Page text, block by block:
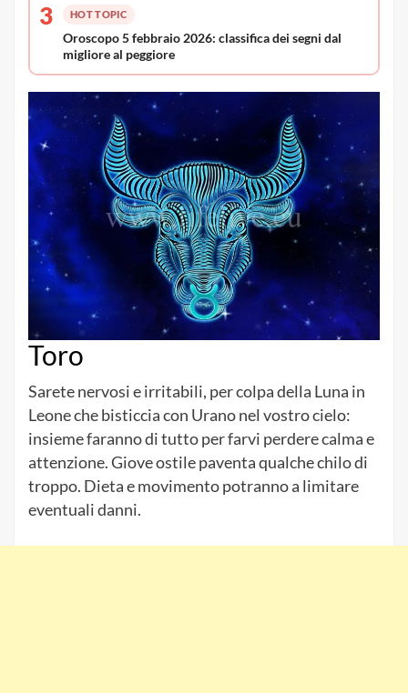
3 HOT TOPIC
Oroscopo 5 febbraio 2026: classifica dei segni dal
migliore al peggiore
Toro
Sarete nervosi e irritabili, per colpa della Luna in
Leone che bisticcia con Urano nel vostro cielo:
insieme faranno di tutto per farvi perdere calma e
attenzione. Giove ostile paventa qualche chilo di
troppo. Dieta e movimento potranno a limitare
eventuali danni.